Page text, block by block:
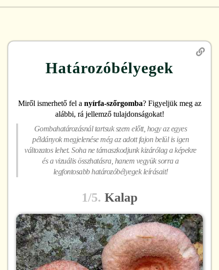
Határozóbélyegek
Miről ismerhető fel a nyírfa-szőrgomba? Figyeljük meg az
alábbi, rá jellemző tulajdonságokat!
Gombahatározásnál tartsuk szem előtt, hogy az egyes
példányok megjelenése még az adott fajon belül is igen
változatos lehet. Soha ne támaszkodjunk kizárólag a képekre
és a vizuális összhatásra, hanem vegyük sorra a
legfontosabb határozóbélyegek leírásait!
1/5. Kalap